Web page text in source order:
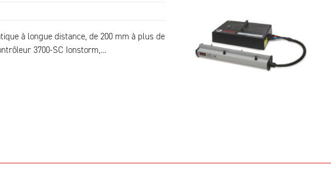
à longue distance, de 200 mm à plus de
3700-SC Ionstorm,…